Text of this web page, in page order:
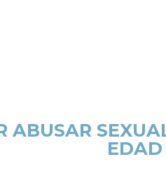
ABUSAR
EDAD